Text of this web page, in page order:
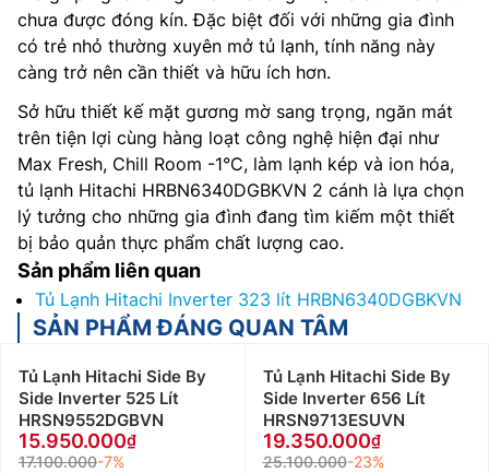
chưa được đóng kín. Đặc biệt đối với những gia đình
có trẻ nhỏ thường xuyên mở tủ lạnh, tính năng này
càng trở nên cần thiết và hữu ích hơn.
Sở hữu thiết kế mặt gương mờ sang trọng, ngăn mát
trên tiện lợi cùng hàng loạt công nghệ hiện đại như
Max Fresh, Chill Room -1°C, làm lạnh kép và ion hóa,
tủ lạnh Hitachi HRBN6340DGBKVN 2 cánh là lựa chọn
lý tưởng cho những gia đình đang tìm kiếm một thiết
bị bảo quản thực phẩm chất lượng cao.
Sản phẩm liên quan
Tủ Lạnh Hitachi Inverter 323 lít HRBN6340DGBKVN
SẢN PHẨM ĐÁNG QUAN TÂM
Tủ Lạnh Hitachi Side By
Side Inverter 525 Lít
HRSN9552DGBVN
15.950.000
17.100.000-7%
Tủ Lạnh Hitachi Side By
Side Inverter 656 Lít
HRSN9713ESUVN
19.350.000
25.100.000-23%